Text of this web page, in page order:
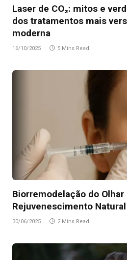
Laser de CO₂: mitos e
dos tratamentos mais
moderna
16/10/2025 5 Mins Read
Biorremodelação do
Rejuvenescimento
30/06/2025 2 Mins Read